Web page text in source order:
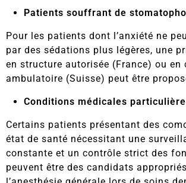
Patients souffrant de
Pour les patients dont l’anxiété ne
par des sédations plus légères, une
en structure autorisée (France) ou en
ambulatoire (Suisse) peut être
Conditions médicales
Certains patients présentant des
état de santé nécessitant une
constante et un contrôle strict des
peuvent être des candidats